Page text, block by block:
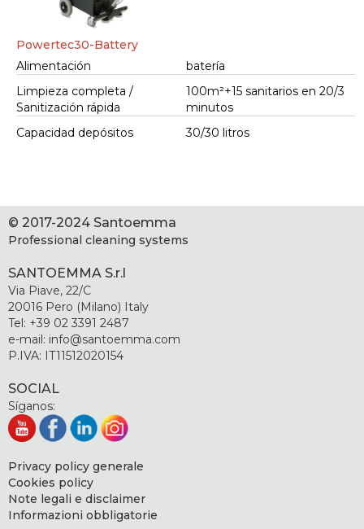
Powertec30-Battery
Alimentación
batería
Limpieza completa /
Sanitización rápida
100m²+15 sanitarios en 20/3
minutos
Capacidad depósitos
30/30 litros
© 2017-2024 Santoemma
Professional cleaning systems
SANTOEMMA S.r.l
Via Piave, 22/C
20016 Pero (Milano) Italy
Tel: +39 02 3391 2487
e-mail: info@santoemma.com
P.IVA: IT11512020154
SOCIAL
Síganos:
Privacy policy generale
Cookies policy
Note legali e disclaimer
Informazioni obbligatorie